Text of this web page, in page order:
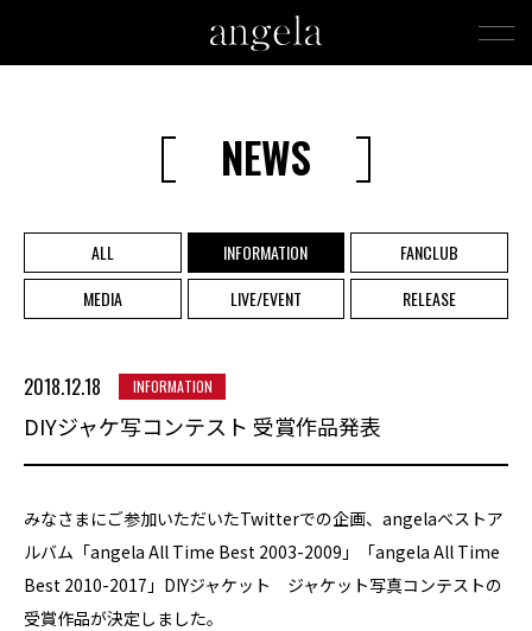
NEWS
ALL INFORMATION
FANCLUB
MEDIA
LIVE/EVENT RELEASE
2018.12.18 INFORMATION
DIYジャケ写コンテスト 受賞作品発表
みなさまにご参加いただいたTwitterでの企画、angelaベストア
ルバム「angela All Time Best 2003-2009」「angela All Time
Best 2010-2017」DIYジャケット ジャケット写真コンテストの
受賞作品が決定しました。